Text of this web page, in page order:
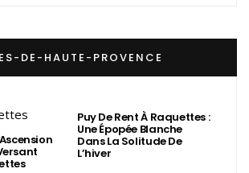
DE-HAUTE-PROVENCE
Puy De Rent À Raquettes :
Une Épopée Blanche
Dans La Solitude De
L’hiver